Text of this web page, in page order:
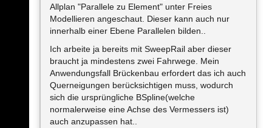
Allplan "Parallele zu Element" unter Freies
Modellieren angeschaut. Dieser kann auch nur
innerhalb einer Ebene Parallelen bilden..
Ich arbeite ja bereits mit SweepRail aber dieser
braucht ja mindestens zwei Fahrwege. Mein
Anwendungsfall Brückenbau erfordert das ich auch
Querneigungen berücksichtigen muss, wodurch
sich die ursprüngliche BSpline(welche
normalerweise eine Achse des Vermessers ist)
auch anzupassen hat..